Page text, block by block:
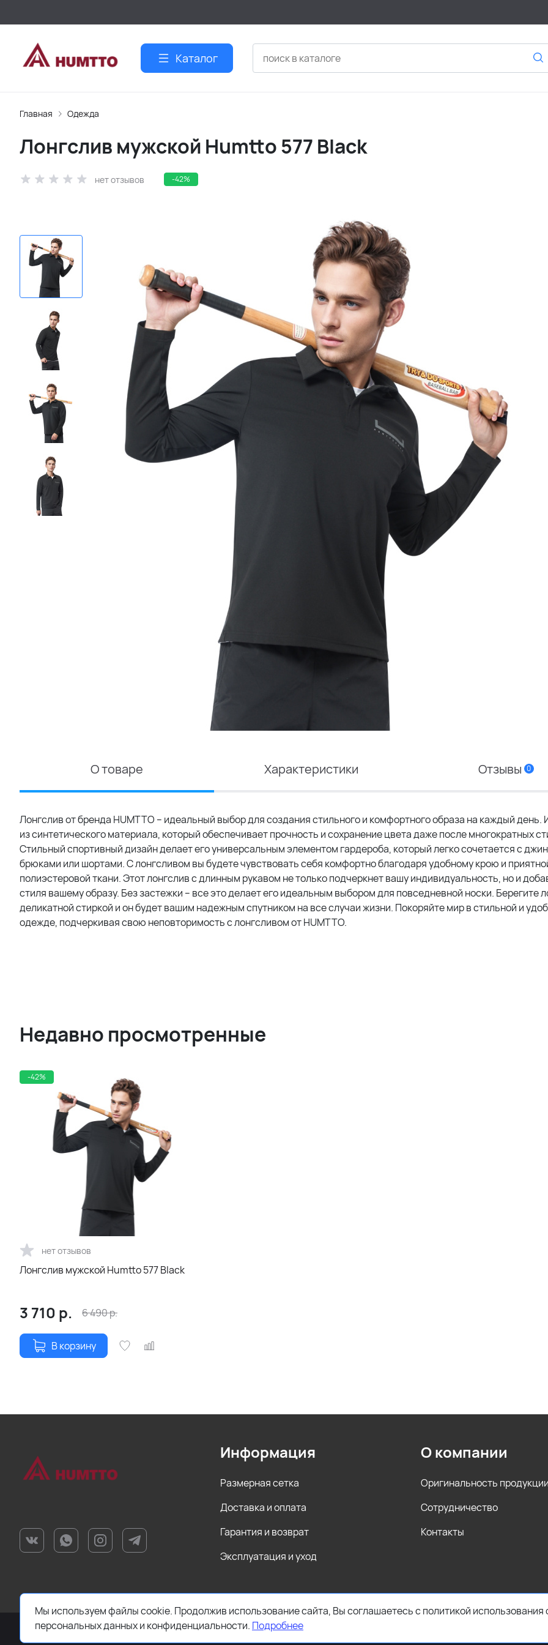
Каталог
Главная Одежда
Лонгслив мужской Humtto 577 Black
нет отзывов -42%
О товаре Характеристики Отзывы 0
Лонгслив от бренда HUMTTO – идеальный выбор для создания стильного и комфортного образа на каждый день.
из синтетического материала, который обеспечивает прочность и сохранение цвета даже после многократных
Стильный спортивный дизайн делает его универсальным элементом гардероба, который легко сочетается с
брюками или шортами. С лонгсливом вы будете чувствовать себя комфортно благодаря удобному крою и
полиэстеровой ткани. Этот лонгслив с длинным рукавом не только подчеркнет вашу индивидуальность, но и
стиля вашему образу. Без застежки – все это делает его идеальным выбором для повседневной носки. Берегите
деликатной стиркой и он будет вашим надежным спутником на все случаи жизни. Покоряйте мир в стильной и
одежде, подчеркивая свою неповторимость с лонгсливом от HUMTTO.
Недавно просмотренные
-42%
нет отзывов
Лонгслив мужской Humtto 577 Black
3 710 р. 6 490р.
В корзину
Информация
Размерная сетка
Доставка и оплата
Гарантия и возврат
Эксплуатация и уход
О компании
Оригинальность продукции
Сотрудничество
Контакты
2026 © HUMTTO.STORE Все права защищены.
Мы используем файлы cookie. Продолжив использование сайта, Вы соглашаетесь с политикой использования
персональных данных и конфиденциальности. Подробнее